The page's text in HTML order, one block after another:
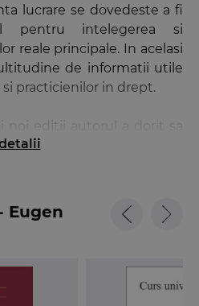
lucrare se dovedeste a fi
pentru intelegerea si
reale principale. In acelasi
de informatii utile
practicienilor in drept.
noi editii autorul a dorit sa
adoptata de Inalta Curte
pentru rezolvarea unor
controverse sau chiar sa
importante, care trebuiau
indeosebi modificarile
Eugen